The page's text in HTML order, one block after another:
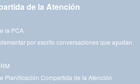
de la Atención
la PCA
por escrito conversaciones que ayudan
Planificación Compartida de la Atención